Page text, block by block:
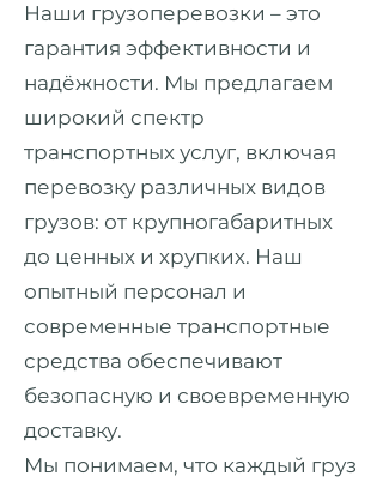
Наши грузоперевозки – это
гарантия эффективности и
надёжности. Мы предлагаем
широкий спектр
транспортных услуг, включая
перевозку различных видов
грузов: от крупногабаритных
до ценных и хрупких. Наш
опытный персонал и
современные транспортные
средства обеспечивают
безопасную и своевременную
доставку.
Мы понимаем, что каждый груз